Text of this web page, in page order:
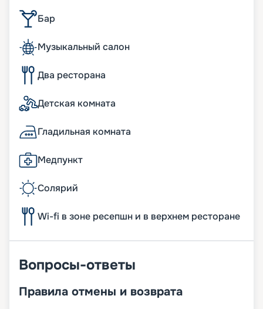
Бар
Музыкальный салон
Два ресторана
Детская комната
Гладильная комната
Медпункт
Солярий
Wi-fi в зоне ресепшн и в верхнем ресторане
Вопросы-ответы
Правила отмены и возврата